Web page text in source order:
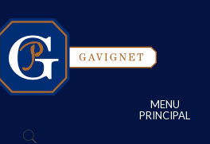
MENU
PRINCIPAL